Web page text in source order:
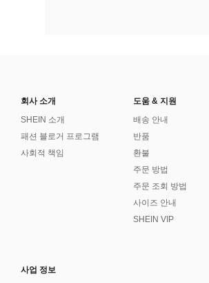
회사 소개
SHEIN 소개
패션 블로거 프로그램
사회적 책임
도움 & 지원
배송 안내
반품
환불
주문 방법
주문 조회 방법
사이즈 안내
SHEIN VIP
사업 정보